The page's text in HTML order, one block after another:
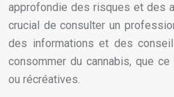
approfondie des risques et des
crucial de consulter un
des informations et des
consommer du cannabis, que
ou récréatives.